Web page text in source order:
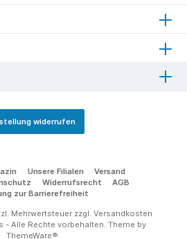
widerrufen
Unsere Filialen
Versand
Widerrufsrecht
AGB
zur Barrierefreiheit
Mehrwertsteuer zzgl. Versandkosten
- Alle Rechte vorbehalten. Theme by
ThemeWare®